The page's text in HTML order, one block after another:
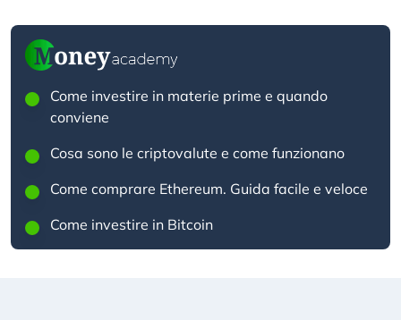
Come investire in materie prime e quando
conviene
Cosa sono le criptovalute e come funzionano
Come comprare Ethereum. Guida facile e veloce
Come investire in Bitcoin